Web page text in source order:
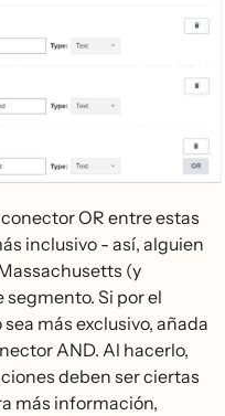
OR entre estas
inclusivo - así, alguien
(y
segmento. Si por el
más exclusivo, añada
AND. Al hacerlo,
deben ser ciertas
más información,